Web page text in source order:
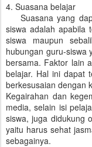
4. Suasana belajar
Suasana yang
siswa adalah apabila
siswa maupun
hubungan guru-siswa
bersama. Faktor lain
belajar. Hal ini dapat
berkesusaian dengan
Kegairahan dan
media, selain isi
siswa, juga didukung
yaitu harus sehat
sebagainya.